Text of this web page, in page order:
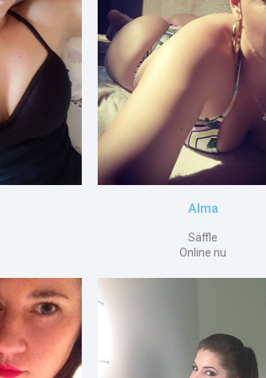
Alma
Säffle
Online nu